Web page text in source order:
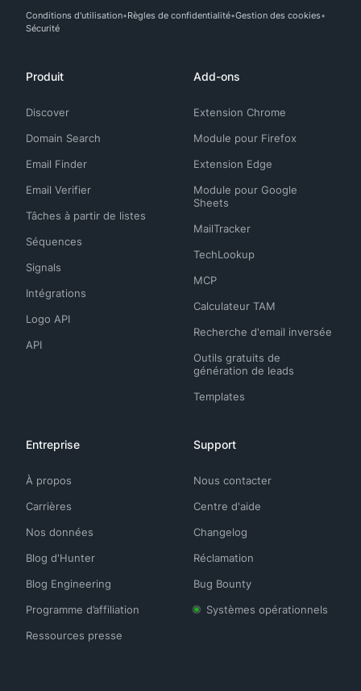
Conditions d'utilisation Règles de confidentialité Gestion des cookies
Sécurité
Produit
Discover
Domain Search
Email Finder
Email Verifier
Tâches à partir de listes
Séquences
Signals
Intégrations
Logo API
API
Add-ons
Extension Chrome
Module pour Firefox
Extension Edge
Module pour Google
Sheets
MailTracker
TechLookup
MCP
Calculateur TAM
Recherche d'email inversée
Outils gratuits de
génération de leads
Templates
Entreprise
À propos
Carrières
Nos données
Blog d'Hunter
Blog Engineering
Programme d’affiliation
Ressources presse
Support
Nous contacter
Centre d'aide
Changelog
Réclamation
Bug Bounty
Systèmes opérationnels